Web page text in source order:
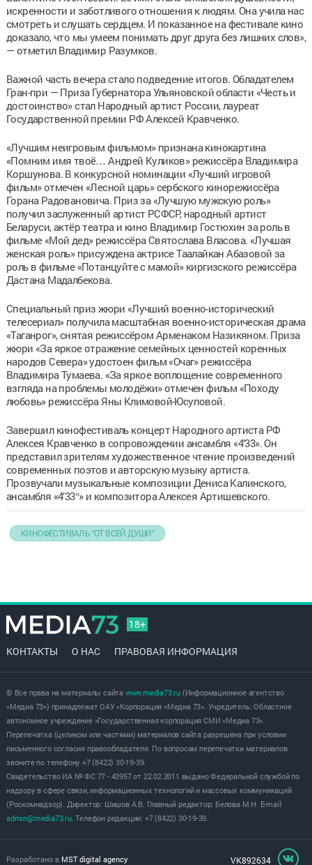
искренности и заботливого отношения к людям. Она учила нас
смотреть и слушать сердцем. И показанное на фестивале кино
доказало, что мы умеем понимать друг друга без лишних слов»,
— отметил Владимир Разумков.
Важной часть вечера стало подведение итогов. Обладателем
Гран-при — Приза Губернатора Ульяновской области «Честь и
достоинство» стал Народный артист России, лауреат
Государственной премии РФ Алексей Кравченко.
«Лучшим неигровым фильмом» признана кинокартина
«Помним имя твоё… Андрей Куликов» режиссёра Владимира
Коршунова. В конкурсной номинации «Лучший игровой
фильм» отмечен «Лесной царь» сербского кинорежиссёра
Горана Радовановича. Приз за «Лучшую мужскую роль»
получил заслуженный артист РСФСР, народный артист
Беларуси, актёр театра и кино Владимир Гостюхин за роль в
фильме «Мой дед» режиссёра Святослава Власова. «Лучшая
женская роль» присуждена актрисе Таалайкан Абазовой за
роль в фильме «Потанцуйте с мамой» киргизского режиссёра
Дастана Мадалбекова.
Специальный приз жюри «Лучший военно-исторический
телесериал» получила масштабная военно-историческая драма
«Таганрог», снятая режиссёром Арменаком Назикяном. Приза
жюри «За яркое отражение семейных ценностей коренных
народов Севера» удостоен фильм «Очаг» режиссёра
Владимира Тумаева. «За яркое воплощение современного
взгляда на проблемы молодёжи» отмечен фильм «Походу
любовь» режиссёра Яны Климовой-Юсуповой.
Завершил кинофестиваль концерт Народного артиста РФ
Алексея Кравченко в сопровождении ансамбля «4’33». Он
представил зрителям художественное чтение произведений
современных поэтов и авторскую музыку артиста.
Прозвучали музыкальные композиции Дениса Калинского,
ансамбля «4’33″» и композитора Алексея Артишевского.
КИНОФЕСТИВАЛЬ "ОТ ВСЕЙ ДУШИ"
18+
КОНТАКТЫ О НАС ПРАВОВАЯ ИНФОРМАЦИЯ
© Все права на материалы сайта www.media73.ru(Информационное агентство
«Медиа 73») принадлежат ОАУ «Корпорация «Медиа 73». Учредитель: Областное
автономное учреждение «Государственная корпорация СМИ «Медиа 73».
Перепечатка (целиком или частями) материалов сайта разрешена при условии
письменного согласия правообладателя. По вопросам перепечатки материалов
звоните по телефону +7 (8422) 30-19-39.
Свидетельство ИА № ФС 77 - 43957 от 22.02.2011 выдано Федеральной службой по
надзору в сфере связи, информационных технологий и массовых коммуникаций
(Роскомнадзор). Директор: Шишов А.В. Главный редактор: Белова М.Н. E-mail:
admin@media73.ru. Телефон редакции: +7 (8422) 30-19-39.
Разработано в MST digital agency VK892634